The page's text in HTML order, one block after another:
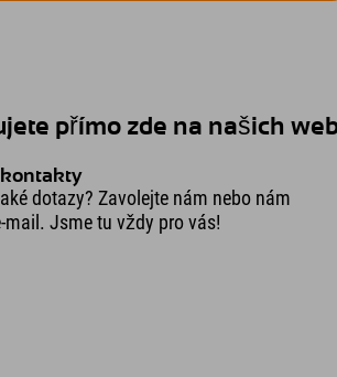
přímo zde na našich
dotazy? Zavolejte nám nebo nám
mail. Jsme tu vždy pro vás!